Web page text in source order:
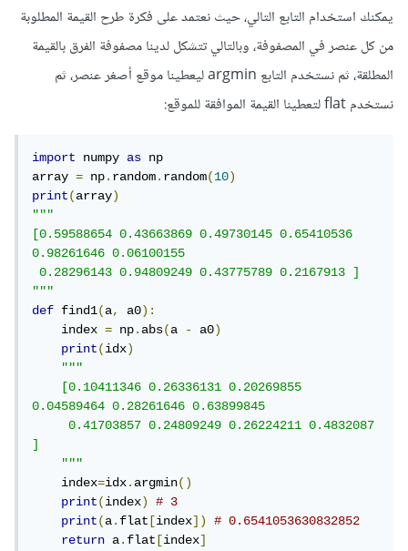
يمكنك استخدام التابع التالي، حيث نعتمد على فكرة طرح القيمة المطلوبة
من كل عنصر في المصفوفة، وبالتالي تتشكل لدينا مصفوفة الفرق بالقيمة
المطلقة، ثم نستخدم التابع argmin ليعطينا موقع أصغر عنصر، ثم
نستخدم flat لتعطينا القيمة الموافقة للموقع:
import numpy as np
array = np.random.random(10)
print(array)
"""
[0.59588654 0.43663869 0.49730145 0.65410536
0.98261646 0.06100155
0.28296143 0.94809249 0.43775789 0.2167913 ]
"""
def find1(a, a0):
    index
= np.abs(a - a0)
print(idx)
"""
0.04589464 0.28261646 0.63899845
     0.41703857 0.24809249 0.26224211 0.4832087
]
    """
    index
=idx.argmin()
print(index)
# 3
print(a.flat [index])
# 0.6541053630832852
return a.flat [index]